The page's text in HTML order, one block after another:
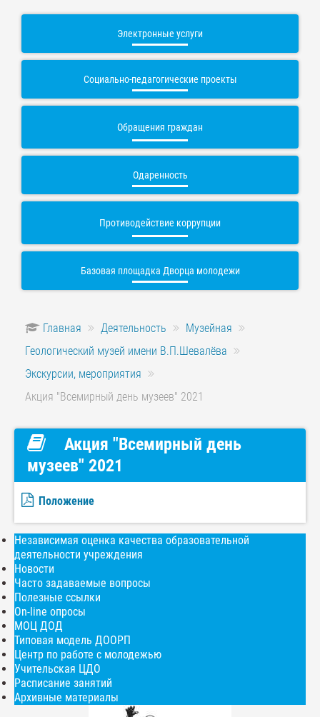
Электронные услуги
Социально-педагогические проекты
Обращения граждан
Одаренность
Противодействие коррупции
Базовая площадка Дворца молодежи
Главная Деятельность
Музейная
Геологический музей имени В.П.Шевалёва
Экскурсии, мероприятия
Акция "Всемирный день музеев" 2021
Акция "Всемирный день
музеев" 2021
Положение
Независимая оценка качества образовательной
деятельности учреждения
Новости
Часто задаваемые вопросы
Полезные ссылки
On-line опросы
МОЦ ДОД
Типовая модель ДООРП
Центр по работе с молодежью
Учительская ЦДО
Расписание занятий
Архивные материалы